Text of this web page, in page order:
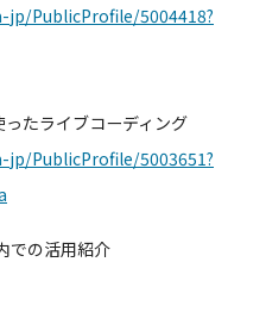
jp/PublicProfile/5004418?
たライブコーディング
jp/PublicProfile/5003651?
での活用紹介